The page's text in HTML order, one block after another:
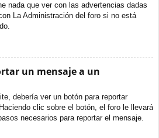
nada que ver con las advertencias dadas
La Administración del foro si no está
un mensaje a un
debería ver un botón para reportar
clic sobre el botón, el foro le llevará
necesarios para reportar el mensaje.